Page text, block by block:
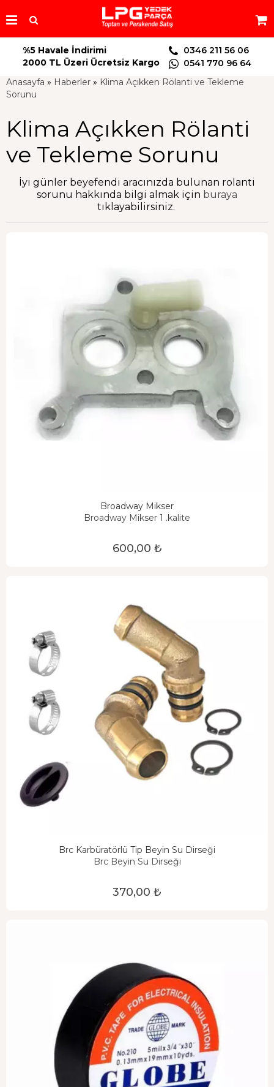
%5 Havale İndirimi
2000 TL Üzeri Ücretsiz Kargo
0346 211 56 06
0541 770 96 64
Anasayfa » Haberler » Klima Açıkken Rölanti ve Tekleme
Sorunu
Klima Açıkken Rölanti
ve Tekleme Sorunu
İyi günler beyefendi aracınızda bulunan rolanti
sorunu hakkında bilgi almak için buraya
tıklayabilirsiniz.
Broadway Mikser
Broadway Mikser 1 .kalite
600,00 ₺
Brc Karbüratörlü Tip Beyin Su Dirseği
Brc Beyin Su Dirseği
370,00 ₺